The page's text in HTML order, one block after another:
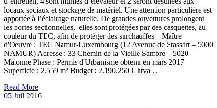
locaux sociaux et stockage de matériel. Une attention particulière est
apportée à l’éclairage naturelle. De grandes ouvertures prolongent
les portes sectionnelles, elles sont protégées par des casquettes, au
couleur du TEC, afin de protéger des surchauffes. Maître
d'Oeuvre : TEC Namur-Luxembourg (12 Avenue de Stassart – 5000
NAMUR) Adresse : 33 Chemin de la Vieille Sambre – 5020
Malonne Phase : Permis d'Urbanisme obtenu en mars 2017
Superficie : 2.559 m² Budget : 2.190.250 € htva ...
Read More
05 Juil 2016